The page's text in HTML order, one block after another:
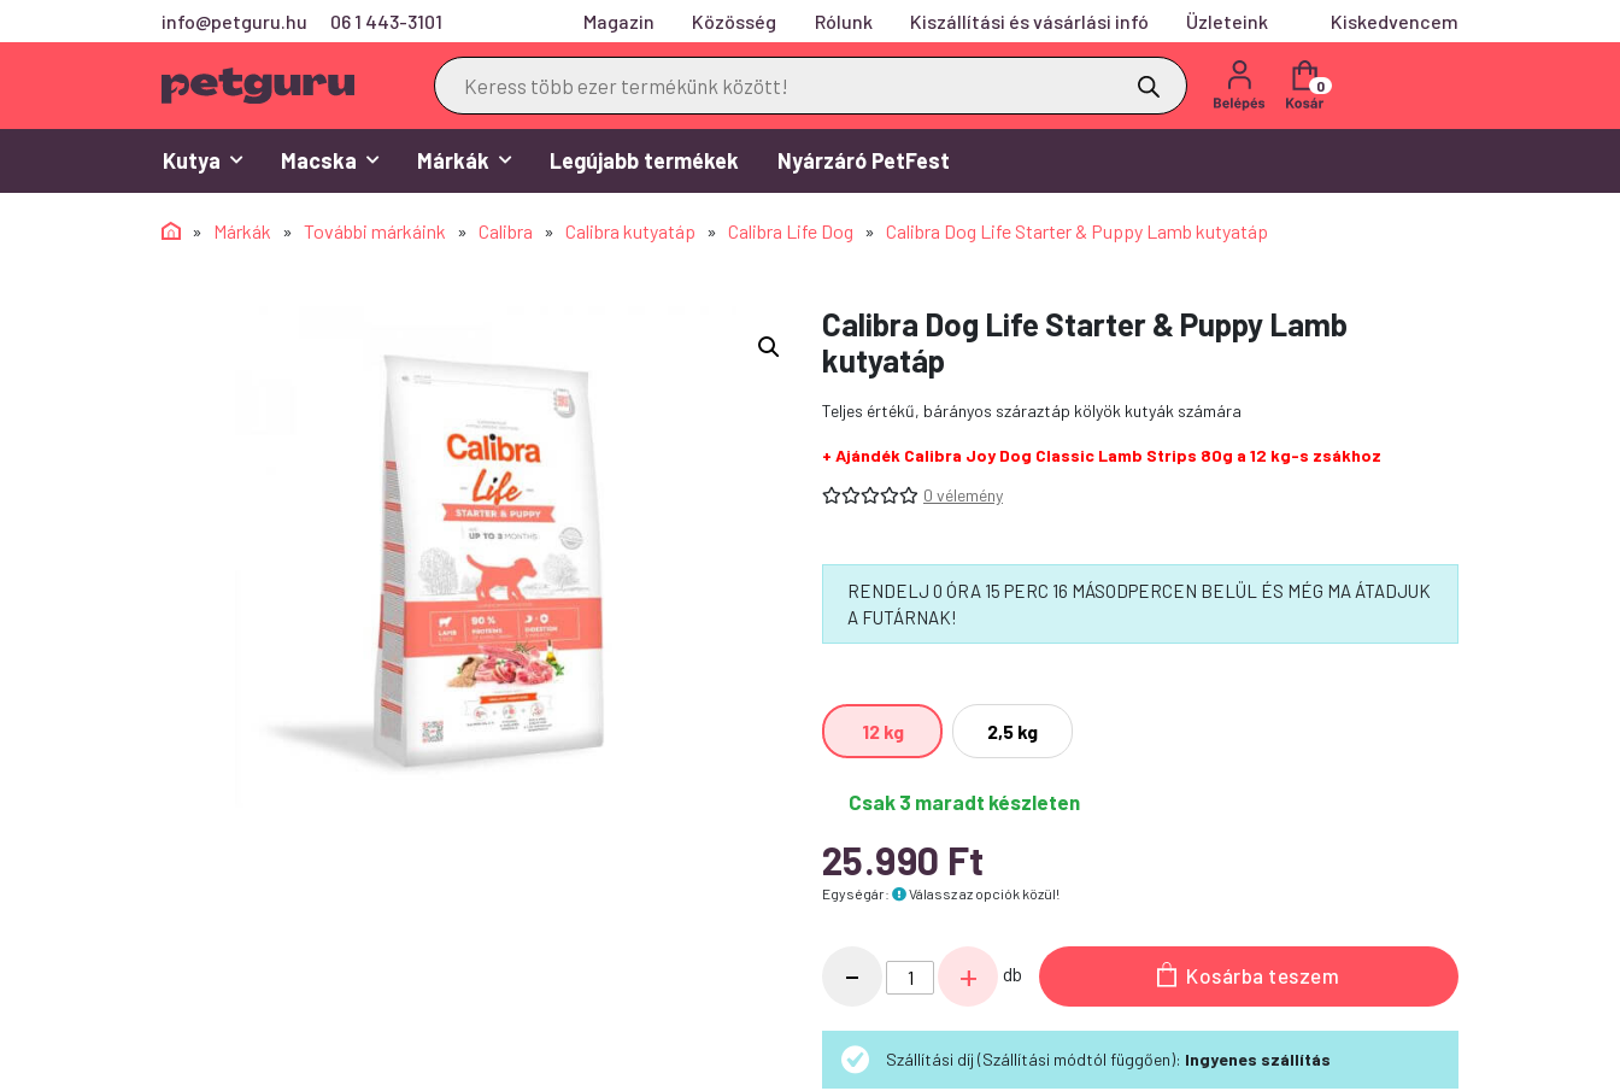
info@petguru.hu 06 1 443-3101 Magazin Közösség Rólunk Kiszállítási és vásárlási infó Üzleteink
Kiskedvencem
Products
search
0
Kutya Macska Márkák Legújabb termékek Nyárzáró PetFest
» Márkák » További márkáink » Calibra » Calibra kutyatáp » Calibra Life Dog » Calibra Dog Life Starter & Puppy Lamb kutyatáp
Calibra Dog Life Starter & Puppy Lamb
kutyatáp
Teljes értékű, bárányos száraztáp kölyök kutyák számára
+ Ajándék Calibra Joy Dog Classic Lamb Strips 80g a 12 kg-s zsákhoz
0 vélemény
RENDELJ 0 ÓRA 15 PERC 15 MÁSODPERCEN BELÜL ÉS MÉG MA ÁTADJUK
A FUTÁRNAK!
12 kg 2,5 kg
Csak 3 maradt készleten
25.990 Ft
Egységár: Válassz az opciók közül!
-
Calibra
Dog
+ db Kosárba teszem
Szállítási díj (Szállítási módtól függően): Ingyenes szállítás